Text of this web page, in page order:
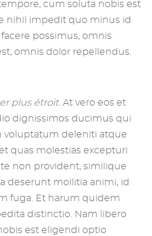
cum soluta nobis est
nihil impedit quo minus id
possimus, omnis
omnis dolor repellendus.
plus étroit. At vero eos et
dignissimos ducimus qui
voluptatum deleniti atque
quas molestias excepturi
non provident, similique
deserunt mollitia animi, id
fuga. Et harum quidem
distinctio. Nam libero
est eligendi optio